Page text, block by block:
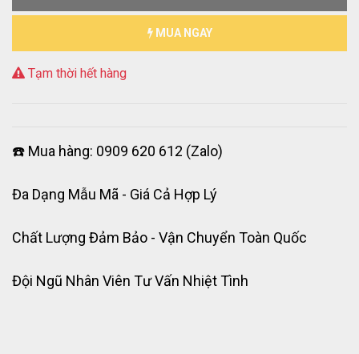
MUA NGAY
Tạm thời hết hàng
☎️ Mua hàng: 0909 620 612 (Zalo)
Đa Dạng Mẫu Mã - Giá Cả Hợp Lý
Chất Lượng Đảm Bảo - Vận Chuyển Toàn Quốc
Đội Ngũ Nhân Viên Tư Vấn Nhiệt Tình